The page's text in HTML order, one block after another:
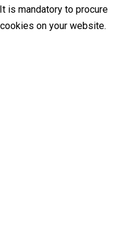
is mandatory to procure
on your website.